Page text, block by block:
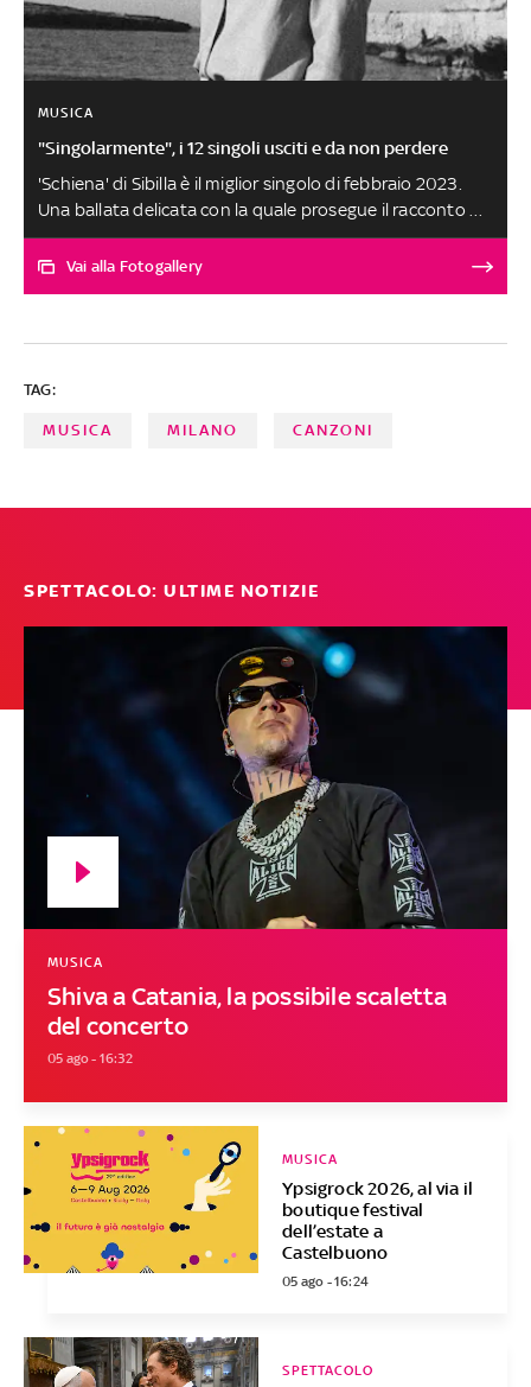
MUSICA
"Singolarmente", i 12 singoli usciti e da non perdere
'Schiena' di Sibilla è il miglior singolo di febbraio 2023.
Una ballata delicata con la quale prosegue il racconto di
una storia conclusa con Roma a fare da sfondo. L'Urbe è
protagonista delle sensazioni post rottura cantate
che adesso non fa più parte della sua vita. Le altre
posto a pari merito. SELEZIONE E SCELTA DEI BRANI A
Vai alla Fotogallery
TAG:
MUSICA MILANO CANZONI
SPETTACOLO: ULTIME NOTIZIE
Shiva a Catania, la possibile scaletta
del concerto
MUSICA
05 ago - 16:32
Ypsigrock 2026, al via il
boutique festival
dell’estate a
Castelbuono
MUSICA
05 ago - 16:24
SPETTACOLO